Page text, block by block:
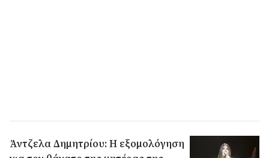
Άντζελα Δημητρίου: Η εξομολόγηση